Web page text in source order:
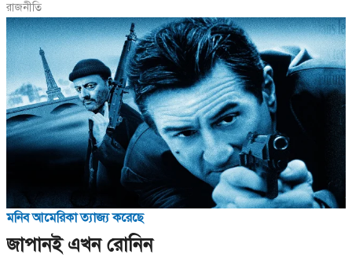
রাজনীতি
মনিব আমেরিকা ত্যাজ্য করেছে
জাপানই এখন রোনিন